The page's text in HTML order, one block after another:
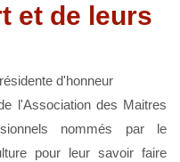
et de leurs
d'honneur
l'Association des Maitres
nommés par le
pour leur savoir faire